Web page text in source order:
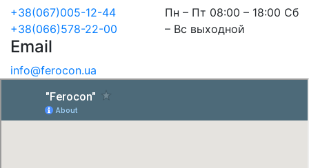
+38(067)005-12-44
+38(066)578-22-00
Пн – Пт 08:00 – 18:00 Сб
– Вс выходной
Email
info@ferocon.ua